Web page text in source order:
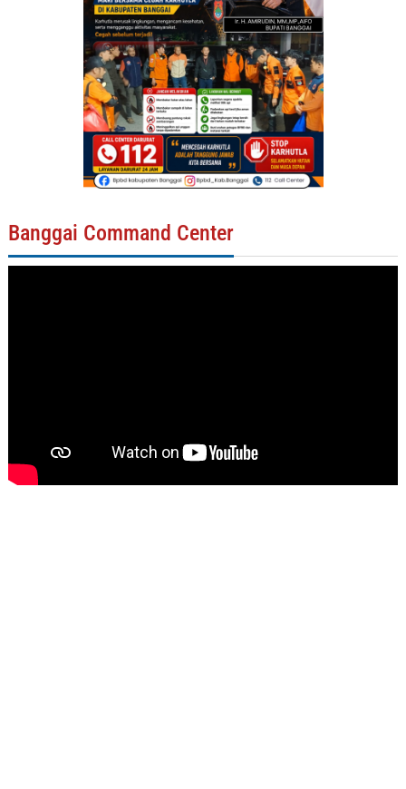
Banggai Command Center